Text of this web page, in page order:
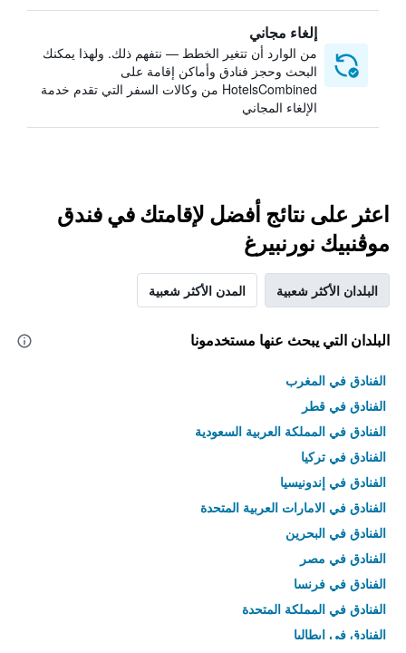
إلغاء مجاني
من الوارد أن تتغير الخطط — نتفهم ذلك. ولهذا يمكنك
البحث وحجز فنادق وأماكن إقامة على
HotelsCombined من وكالات السفر التي تقدم خدمة
الإلغاء المجاني
اعثر على نتائج أفضل لإقامتك في فندق
موڤنبيك نورنبيرغ
البلدان الأكثر شعبية المدن الأكثر شعبية
البلدان التي يبحث عنها مستخدمونا
الفنادق في المغرب
الفنادق في قطر
الفنادق في المملكة العربية السعودية
الفنادق في تركيا
الفنادق في إندونيسيا
الفنادق في الامارات العربية المتحدة
الفنادق في البحرين
الفنادق في مصر
الفنادق في فرنسا
الفنادق في المملكة المتحدة
الفنادق في إيطاليا